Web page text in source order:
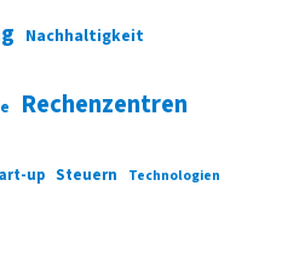
Nachhaltigkeit
Rechenzentren
up Steuern Technologien